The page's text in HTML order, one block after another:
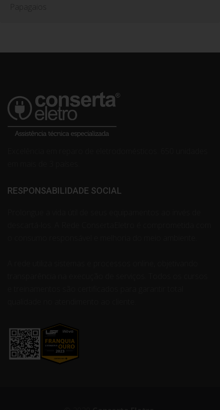
Papagaios
RESPONSABILIDADE SOCIAL